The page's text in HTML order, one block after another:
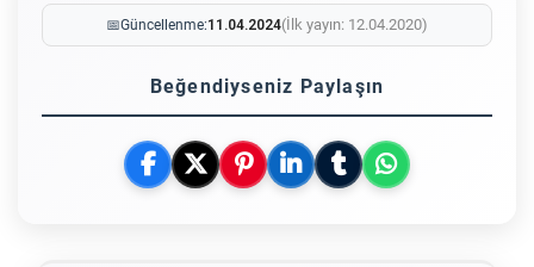
📅Güncellenme:11.04.2024(İlk yayın: 12.04.2020)
Beğendiyseniz Paylaşın